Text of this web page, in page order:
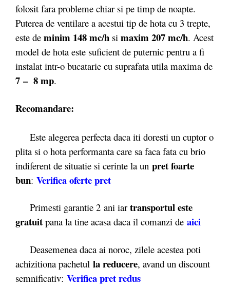
folosit fara probleme chiar si pe timp de noapte.
Puterea de ventilare a acestui tip de hota cu 3 trepte,
este de minim 148 mc/h si maxim 207 mc/h. Acest
model de hota este suficient de puternic pentru a fi
instalat intr-o bucatarie cu suprafata utila maxima de
7 – 8 mp.
Recomandare:
Este alegerea perfecta daca iti doresti un cuptor o
plita si o hota performanta care sa faca fata cu brio
indiferent de situatie si cerinte la un pret foarte
bun: Verifica oferte pret
Primesti garantie 2 ani iar transportul este
gratuit pana la tine acasa daca il comanzi de aici
Deasemenea daca ai noroc, zilele acestea poti
achizitiona pachetul la reducere, avand un discount
semnificativ: Verifica pret redus